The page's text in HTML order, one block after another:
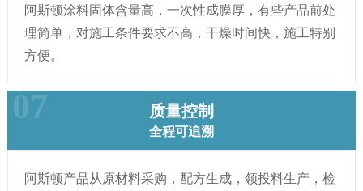
阿斯顿涂料固体含量高，一次性成膜厚，有些产品前处
理简单，对施工条件要求不高，干燥时间快，施工特别
方便。
质量控制
全程可追溯
阿斯顿产品从原材料采购，配方生成，领投料生产，检